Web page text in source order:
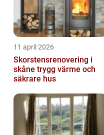
11 april 2026
Skorstensrenovering i
skåne trygg värme och
säkrare hus